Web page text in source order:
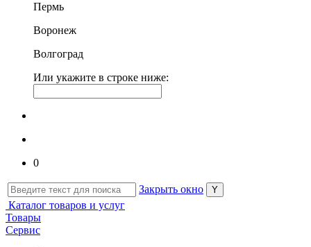
Пермь
Воронеж
Волгоград
Или укажите в строке ниже:
0
Закрыть окно
Каталог товаров и услуг
Товары
Сервис